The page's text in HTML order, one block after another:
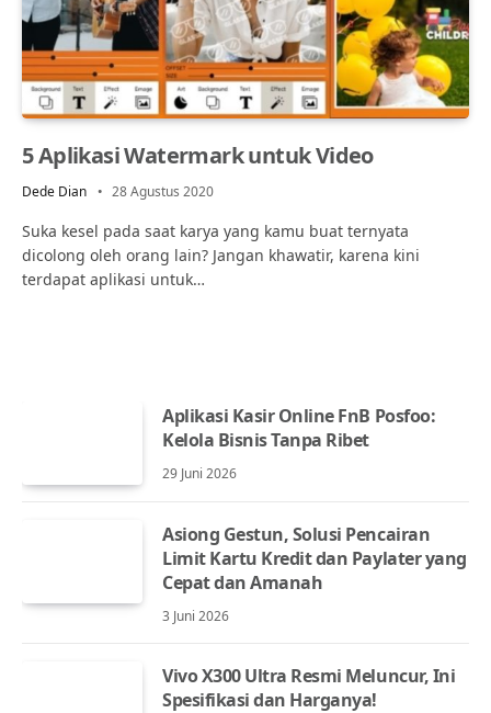
5 Aplikasi Watermark untuk Video
Dede Dian 28 Agustus 2020
Suka kesel pada saat karya yang kamu buat ternyata
dicolong oleh orang lain? Jangan khawatir, karena kini
terdapat aplikasi untuk…
Aplikasi Kasir Online FnB Posfoo:
Kelola Bisnis Tanpa Ribet
29 Juni 2026
Asiong Gestun, Solusi Pencairan
Limit Kartu Kredit dan Paylater yang
Cepat dan Amanah
3 Juni 2026
Vivo X300 Ultra Resmi Meluncur, Ini
Spesifikasi dan Harganya!